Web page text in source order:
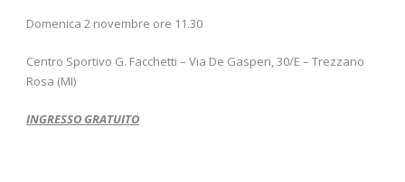
Domenica 2 novembre ore 11.30
Centro Sportivo G. Facchetti – Via De Gasperi, 30/E – Trezzano
Rosa (MI)
INGRESSO GRATUITO